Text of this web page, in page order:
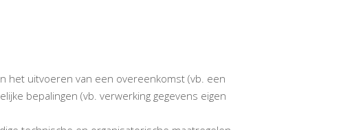
het uitvoeren van een overeenkomst (vb. een
bepalingen (vb. verwerking gegevens eigen